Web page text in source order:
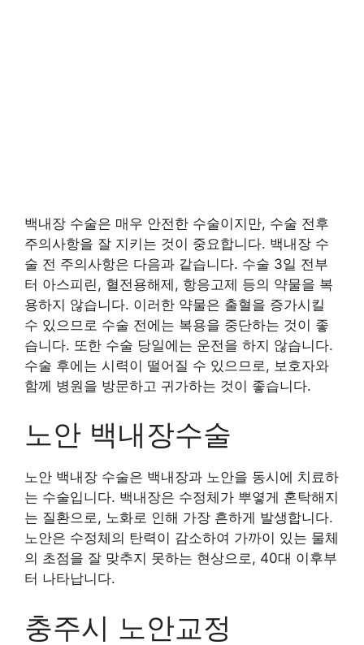
백내장 수술은 매우 안전한 수술이지만, 수술 전후
주의사항을 잘 지키는 것이 중요합니다. 백내장 수
술 전 주의사항은 다음과 같습니다. 수술 3일 전부
터 아스피린, 혈전용해제, 항응고제 등의 약물을 복
용하지 않습니다. 이러한 약물은 출혈을 증가시킬
수 있으므로 수술 전에는 복용을 중단하는 것이 좋
습니다. 또한 수술 당일에는 운전을 하지 않습니다.
수술 후에는 시력이 떨어질 수 있으므로, 보호자와
함께 병원을 방문하고 귀가하는 것이 좋습니다.
노안 백내장수술
노안 백내장 수술은 백내장과 노안을 동시에 치료하
는 수술입니다. 백내장은 수정체가 뿌옇게 혼탁해지
는 질환으로, 노화로 인해 가장 흔하게 발생합니다.
노안은 수정체의 탄력이 감소하여 가까이 있는 물체
의 초점을 잘 맞추지 못하는 현상으로, 40대 이후부
터 나타납니다.
충주시 노안교정